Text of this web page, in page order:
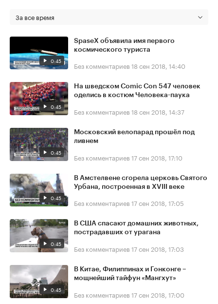
За все время
0:45
SpaseX объявила имя первого
космического туриста
Без комментариев 18 сен 2018, 14:40
0:45
На шведском Comic Con 547 человек
оделись в костюм Человека-паука
Без комментариев 18 сен 2018, 14:37
0:45
Московский велопарад прошёл под
ливнем
Без комментариев 17 сен 2018, 17:10
0:45
В Амстелвене сгорела церковь Святого
Урбана, построенная в XVIII веке
Без комментариев 17 сен 2018, 17:05
0:45
В США спасают домашних животных,
пострадавших от урагана
Без комментариев 17 сен 2018, 17:03
0:45
В Китае, Филиппинах и Гонконге –
мощнейший тайфун «Мангхут»
Без комментариев 17 сен 2018, 17:00